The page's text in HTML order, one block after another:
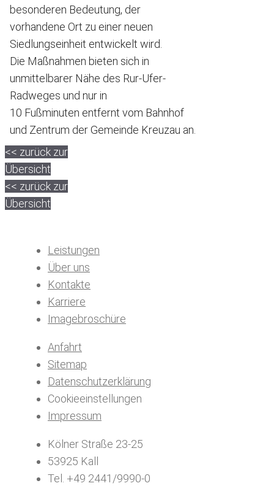
besonderen Bedeutung, der
vorhandene Ort zu einer neuen
Siedlungseinheit entwickelt wird.
Die Maßnahmen bieten sich in
unmittelbarer Nähe des Rur-Ufer-
Radweges und nur in
10 Fußminuten entfernt vom Bahnhof
und Zentrum der Gemeinde Kreuzau an.
<< zurück zur
Übersicht
<< zurück zur
Übersicht
Leistungen
Über uns
Kontakte
Karriere
Imagebroschüre
Anfahrt
Sitemap
Datenschutzerklärung
Cookieeinstellungen
Impressum
Kölner Straße 23-25
53925 Kall
Tel. +49 2441/9990-0